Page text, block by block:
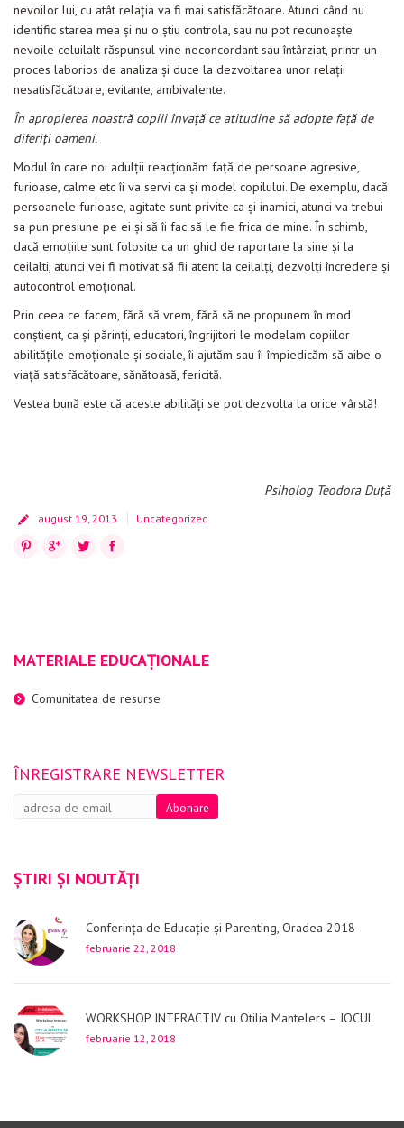
nevoilor lui, cu atât relaţia va fi mai satisfăcătoare. Atunci când nu
identific starea mea şi nu o ştiu controla, sau nu pot recunoaşte
nevoile celuilalt răspunsul vine neconcordant sau întârziat, printr-un
proces laborios de analiza şi duce la dezvoltarea unor relaţii
nesatisfăcătoare, evitante, ambivalente.
În apropierea noastră copiii învaţă ce atitudine să adopte faţă de
diferiţi oameni.
Modul în care noi adulţii reacţionăm faţă de persoane agresive,
furioase, calme etc îi va servi ca şi model copilului. De exemplu, dacă
persoanele furioase, agitate sunt privite ca şi inamici, atunci va trebui
sa pun presiune pe ei şi să îi fac să le fie frica de mine. În schimb,
dacă emoţiile sunt folosite ca un ghid de raportare la sine şi la
ceilalti, atunci vei fi motivat să fii atent la ceilalţi, dezvolţi încredere şi
autocontrol emoţional.
Prin ceea ce facem, fără să vrem, fără să ne propunem în mod
conştient, ca şi părinţi, educatori, îngrijitori le modelam copiilor
abilităţile emoţionale şi sociale, îi ajutăm sau îi împiedicăm să aibe o
viaţă satisfăcătoare, sănătoasă, fericită.
Vestea bună este că aceste abilităţi se pot dezvolta la orice vârstă!
Psiholog Teodora Duţă
august 19, 2013 Uncategorized
Facebook
Twitter
Google+
Pinterest
MATERIALE EDUCAȚIONALE
Comunitatea de resurse
ÎNREGISTRARE NEWSLETTER
ȘTIRI ȘI NOUTĂȚI
Conferința de Educație și Parenting, Oradea 2018
februarie 22, 2018
WORKSHOP INTERACTIV cu Otilia Mantelers – JOCUL
februarie 12, 2018